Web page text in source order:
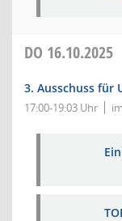
DO 16.10.2025
3. Ausschuss
17:00-19:03 Uhr